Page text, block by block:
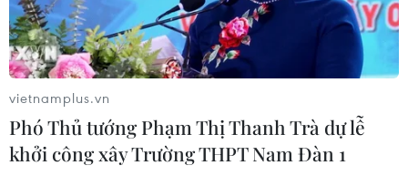
04/08/2026 05:54
EU đối đầu về chủ quyền số?
04/08/2026 04:13
vietnamplus.vn
Phó Thủ tướng Phạm Thị Thanh Trà dự lễ
khởi công xây Trường THPT Nam Đàn 1